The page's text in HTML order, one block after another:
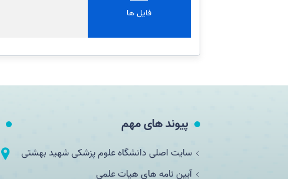
فایل ها
پیوند های مهم
سایت اصلی دانشگاه علوم پزشکی شهید بهشتی
آیین نامه های هیات علمی